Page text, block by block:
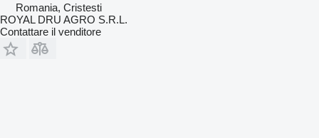
Romania, Cristesti
ROYAL DRU AGRO S.R.L.
Contattare il venditore